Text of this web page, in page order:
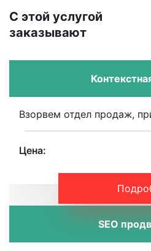
С этой услугой
заказывают
Взорвем отдел продаж,
Цена:
SEO